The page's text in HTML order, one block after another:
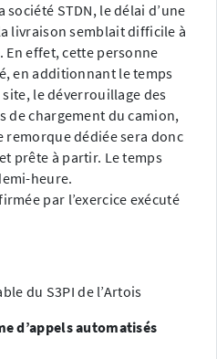
STDN, le délai d’une
livraison semblait difficile à
effet, cette personne
en additionnant le temps
site, le déverrouillage des
de chargement du camion,
remorque dédiée sera donc
prête à partir. Le temps
heure.
par l’exercice exécuté
du S3PI de l’Artois
d’appels automatisés